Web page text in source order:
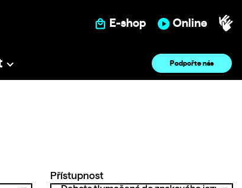
E-shop Online
Podpořte nás
Přístupnost